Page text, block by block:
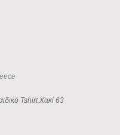
Tshirt Χακί 63